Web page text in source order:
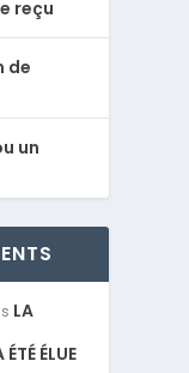
reçu
de
un
LA
ÉLUE